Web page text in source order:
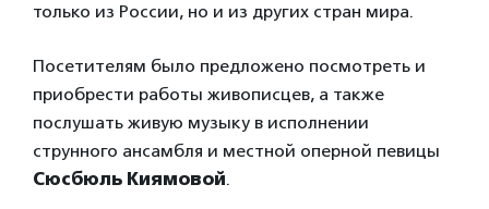
только из России, но и из других стран мира.
Посетителям было предложено посмотреть и
приобрести работы живописцев, а также
послушать живую музыку в исполнении
струнного ансамбля и местной оперной певицы
Сюсбюль Киямовой.